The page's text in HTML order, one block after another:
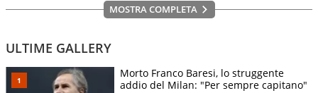
MOSTRA COMPLETA
ULTIME GALLERY
Morto Franco Baresi, lo struggente
addio del Milan: "Per sempre capitano"